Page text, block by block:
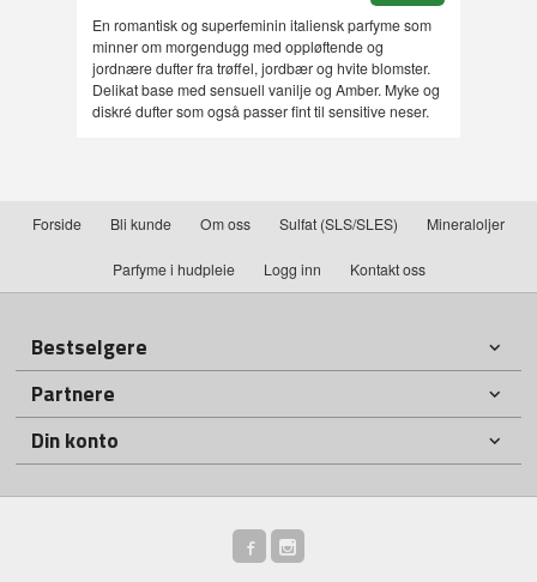
En romantisk og superfeminin italiensk parfyme som
minner om morgendugg med oppløftende og
jordnære dufter fra trøffel, jordbær og hvite blomster.
Delikat base med sensuell vanilje og Amber. Myke og
diskré dufter som også passer fint til sensitive neser.
Forside Bli kunde Om oss Sulfat (SLS/SLES) Mineraloljer
Parfyme i hudpleie Logg inn Kontakt oss
Bestselgere
Partnere
Din konto